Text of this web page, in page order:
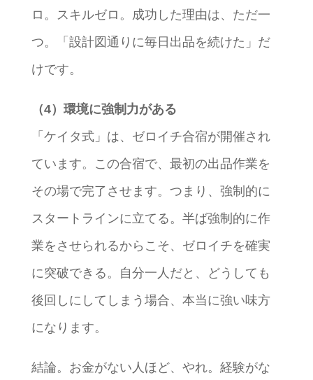
ロ。スキルゼロ。成功した理由は、ただ一
つ。「設計図通りに毎日出品を続けた」だ
けです。
（4）環境に強制力がある
「ケイタ式」は、ゼロイチ合宿が開催され
ています。この合宿で、最初の出品作業を
その場で完了させます。つまり、強制的に
スタートラインに立てる。半ば強制的に作
業をさせられるからこそ、ゼロイチを確実
に突破できる。自分一人だと、どうしても
後回しにしてしまう場合、本当に強い味方
になります。
結論。お金がない人ほど、やれ。経験がな